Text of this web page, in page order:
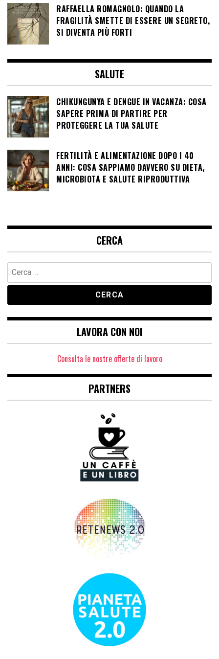
RAFFAELLA ROMAGNOLO: QUANDO LA
FRAGILITÀ SMETTE DI ESSERE UN SEGRETO,
SI DIVENTA PIÙ FORTI
SALUTE
CHIKUNGUNYA E DENGUE IN VACANZA: COSA
SAPERE PRIMA DI PARTIRE PER
PROTEGGERE LA TUA SALUTE
FERTILITÀ E ALIMENTAZIONE DOPO I 40
ANNI: COSA SAPPIAMO DAVVERO SU DIETA,
MICROBIOTA E SALUTE RIPRODUTTIVA
CERCA
Ricerca
per:
LAVORA CON NOI
Consulta le nostre offerte di lavoro
PARTNERS